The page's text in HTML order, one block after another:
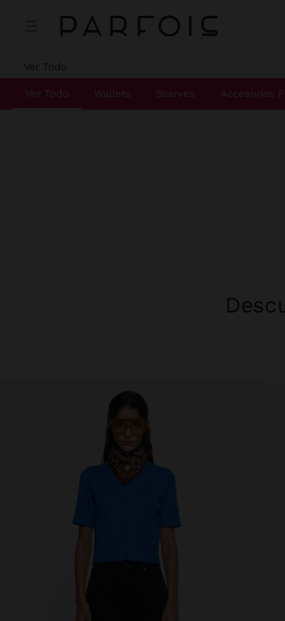
Ver Todo
Ver Todo Wallets Scarves Accesorios